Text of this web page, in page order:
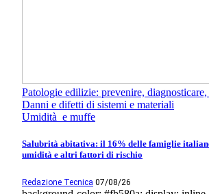
Patologie edilizie: prevenire,
Danni e difetti di sistemi e materiali
Umidità e muffe
Salubrità abitativa: il 16% delle famiglie
umidità e altri fattori di rischio
Redazione Tecnica 07/08/26